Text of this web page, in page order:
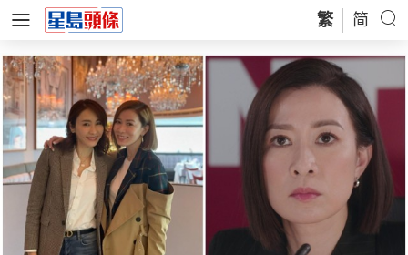
繁 简